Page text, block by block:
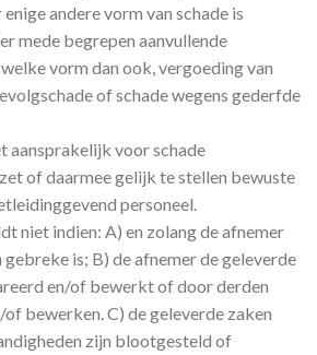
andere vorm van schade is
mede begrepen aanvullende
vorm dan ook, vergoeding van
of schade wegens gederfde
aansprakelijk voor schade
of daarmee gelijk te stellen bewuste
personeel.
niet indien: A) en zolang de afnemer
is; B) de afnemer de geleverde
en/of bewerkt of door derden
bewerken. C) de geleverde zaken
zijn blootgesteld of